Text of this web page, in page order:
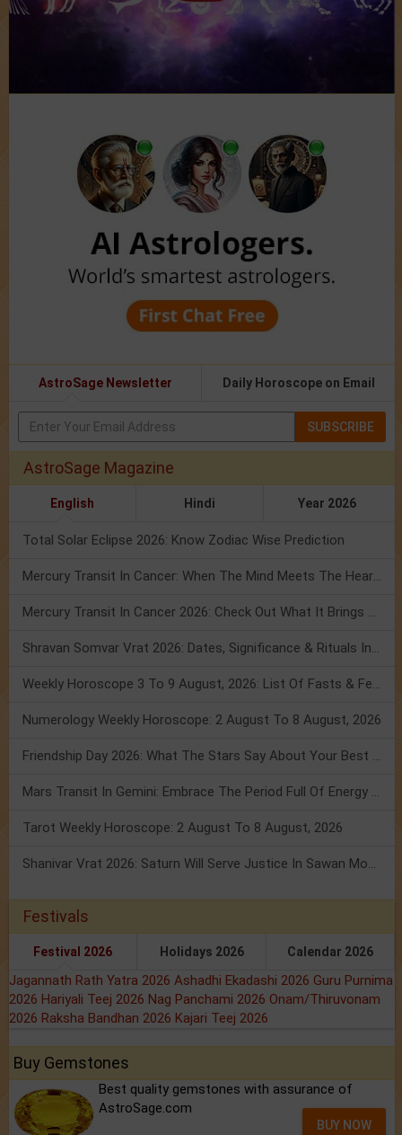
AstroSage Newsletter Daily Horoscope on Email
SUBSCRIBE
AstroSage Magazine
English Hindi Year 2026
Total Solar Eclipse 2026: Know Zodiac Wise Prediction
Mercury Transit In Cancer: When The Mind Meets The Heart!
Mercury Transit In Cancer 2026: Check Out What It Brings For You
Shravan Somvar Vrat 2026: Dates, Significance & Rituals In August
Weekly Horoscope 3 To 9 August, 2026: List Of Fasts & Festivals
Numerology Weekly Horoscope: 2 August To 8 August, 2026
Friendship Day 2026: What The Stars Say About Your Best Friend!
Mars Transit In Gemini: Embrace The Period Full Of Energy & Intelligence
Tarot Weekly Horoscope: 2 August To 8 August, 2026
Shanivar Vrat 2026: Saturn Will Serve Justice In Sawan Month!
Festivals
Festival 2026 Holidays 2026 Calendar 2026
Jagannath Rath Yatra 2026 Ashadhi Ekadashi 2026 Guru Purnima
2026 Hariyali Teej 2026 Nag Panchami 2026 Onam/Thiruvonam
2026 Raksha Bandhan 2026 Kajari Teej 2026
Buy Gemstones
Best quality gemstones with assurance of
AstroSage.com
BUY NOW